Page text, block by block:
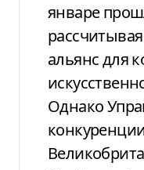
январе
альянс для
Однако